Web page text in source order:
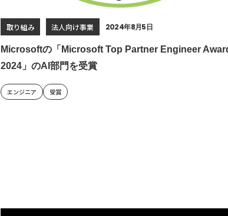
取り組み 法人向け事業 2024年8月5日
Microsoftの「Microsoft Top Partner Engineer
2024」のAI部門を受賞
エンジニア 受賞